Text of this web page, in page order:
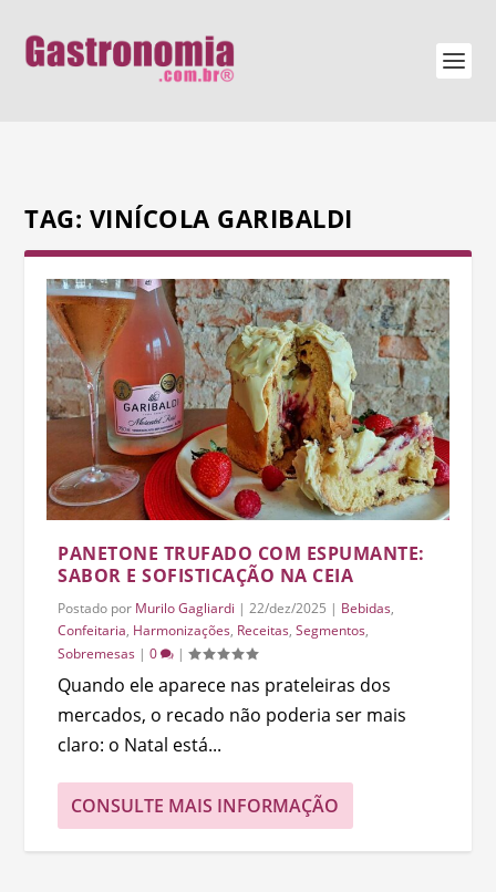
TAG: VINÍCOLA GARIBALDI
PANETONE TRUFADO COM ESPUMANTE:
SABOR E SOFISTICAÇÃO NA CEIA
Postado por Murilo Gagliardi |22/dez/2025 | Bebidas,
Confeitaria, Harmonizações, Receitas,Segmentos,
Sobremesas |0 |
Quando ele aparece nas prateleiras dos
mercados, o recado não poderia ser mais
claro: o Natal está...
CONSULTE MAIS INFORMAÇÃO